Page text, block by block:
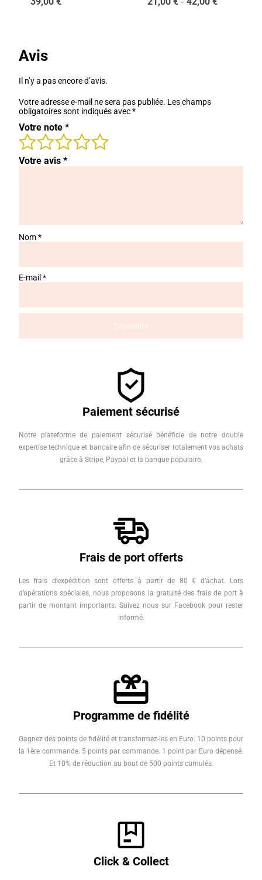
–
Avis
Il n’y a pas encore d’avis.
Votre adresse e-mail ne sera pas publiée. Les champs
obligatoires sont indiqués avec*
Votre note *
Votre avis *
Nom*
E-mail *
Paiement sécurisé
Notre plateforme de paiement sécurisé bénéficie de notre double
expertise technique et bancaire afin de sécuriser totalement vos achats
grâce à Stripe, Paypal et la banque populaire.
Frais de port offerts
Les frais d’expédition sont offerts à partir de 80 € d’achat. Lors
d’opérations spéciales, nous proposons la gratuité des frais de port à
partir de montant importants. Suivez nous sur Facebook pour rester
informé.
Programme de fidélité
Gagnez des points de fidélité et transformez-les en Euro. 10 points pour
la 1ère commande. 5 points par commande. 1 point par Euro dépensé.
Et 10% de réduction au bout de 500 points cumulés.
Click & Collect